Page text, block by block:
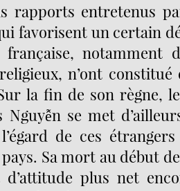
rapports entretenus
favorisent un certain
française, notamment
n’ont constitué
la fin de son règne,
Nguyễn se met
de ces
Sa mort au début
d’attitude plus net